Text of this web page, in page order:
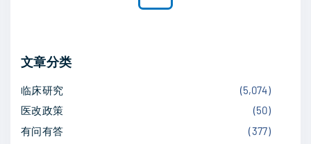
o
u
s
文章分类
临床研究 (5,074)
(50)
医改政策
(377)
有问有答